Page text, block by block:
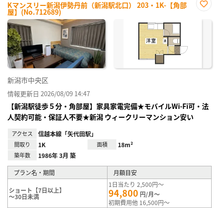
Kマンスリー新潟伊勢丹前（新潟駅北口） 203・1K-【角部
屋】(No.712689)
に入
新潟市中央区
情報更新日 2026/08/09 14:47
【新潟駅徒歩５分・角部屋】家具家電完備★モバイルWi-Fi可・法
人契約可能・保証人不要★新潟 ウィークリーマンション安い
アクセス 信越本線「矢代田駅」
間取り 1K 面積 18m²
築年数 1986年 3月 築
プラン名・期間 月額目安
ショート【7日以上】
～30日未満
1日当たり 2,500円～
94,800 円/月～
初期費用他 16,500円～